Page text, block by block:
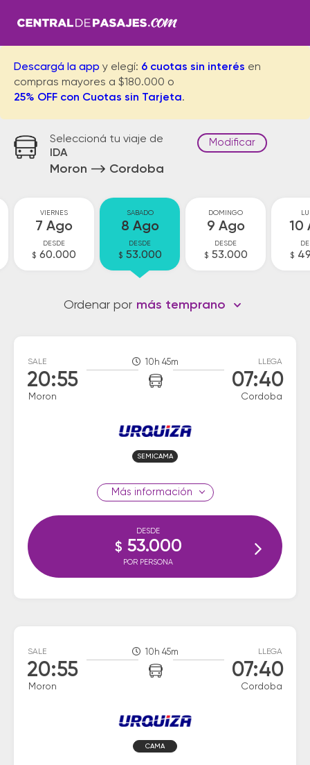
Descargá la app y elegí: 6 cuotas sin interés en
compras mayores a $180.000 o
25% OFF con Cuotas sin Tarjeta.
Seleccioná tu viaje de
IDA
Moron Cordoba
Modificar
VIERNES
7 Ago
DESDE
$ 60.000
SABADO
8 Ago
DESDE
$ 53.000
DOMINGO
9 Ago
DESDE
$ 53.000
10
$
Ordenar por más temprano
SALE
20:55
Moron
10h 45m LLEGA
07:40
Cordoba
SEMICAMA
información
DESDE
$ 53.000
POR PERSONA
SALE
20:55
Moron
10h 45m LLEGA
07:40
Cordoba
CAMA